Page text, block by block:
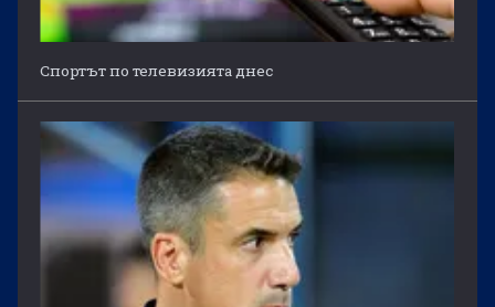
Спортът по телевизията днес